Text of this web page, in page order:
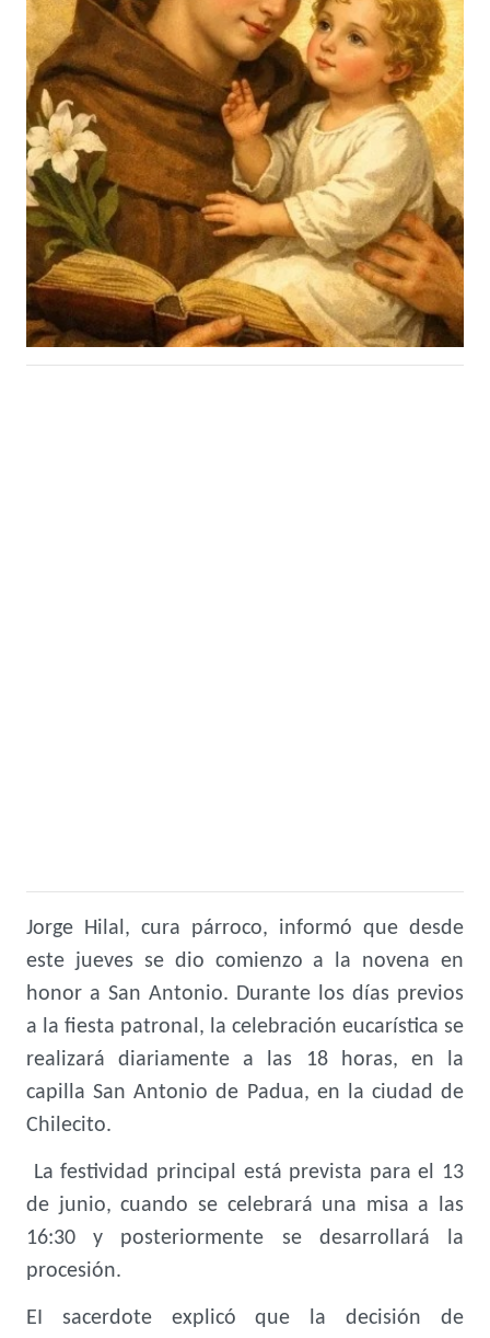
Jorge Hilal, cura párroco, informó que desde
este jueves se dio comienzo a la novena en
honor a San Antonio. Durante los días previos
a la fiesta patronal, la celebración eucarística se
realizará diariamente a las 18 horas, en la
capilla San Antonio de Padua, en la ciudad de
Chilecito.
La festividad principal está prevista para el 13
de junio, cuando se celebrará una misa a las
16:30 y posteriormente se desarrollará la
procesión.
EI sacerdote explicó que la decisión de